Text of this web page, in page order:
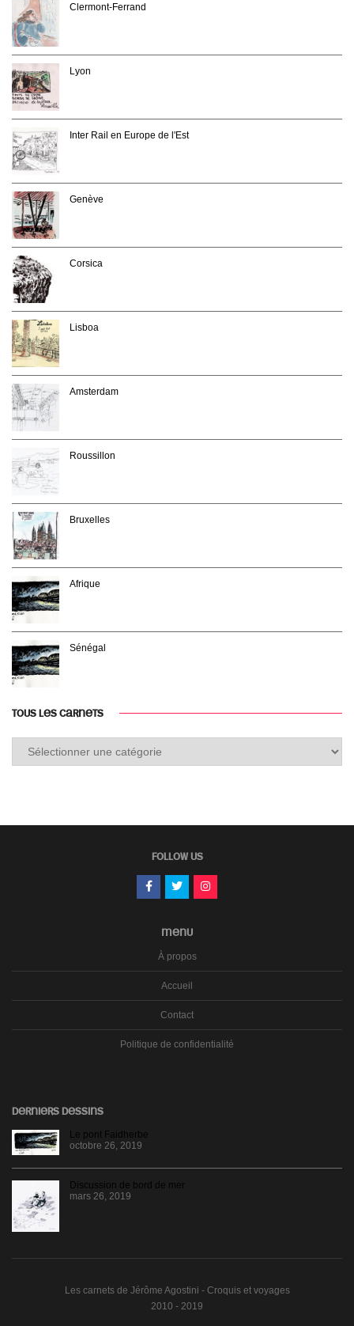
Clermont-Ferrand
Lyon
Inter Rail en Europe de l'Est
Genève
Corsica
Lisboa
Amsterdam
Roussillon
Bruxelles
Afrique
Sénégal
TOUS LES CARNETS
FOLLOW US
MENU
À propos
Accueil
Contact
Politique de confidentialité
DERNIERS DESSINS
Le pont Faidherbe
octobre 26, 2019
Discussion de bord de mer
mars 26, 2019
Les carnets de Jérôme Agostini - Croquis et voyages
2010 - 2019